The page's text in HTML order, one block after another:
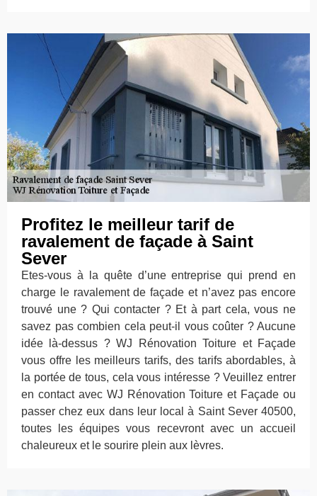
Profitez le meilleur tarif de
ravalement de façade à Saint
Sever
Etes-vous à la quête d’une entreprise qui prend en
charge le ravalement de façade et n’avez pas encore
trouvé une ? Qui contacter ? Et à part cela, vous ne
savez pas combien cela peut-il vous coûter ? Aucune
idée là-dessus ? WJ Rénovation Toiture et Façade
vous offre les meilleurs tarifs, des tarifs abordables, à
la portée de tous, cela vous intéresse ? Veuillez entrer
en contact avec WJ Rénovation Toiture et Façade ou
passer chez eux dans leur local à Saint Sever 40500,
toutes les équipes vous recevront avec un accueil
chaleureux et le sourire plein aux lèvres.